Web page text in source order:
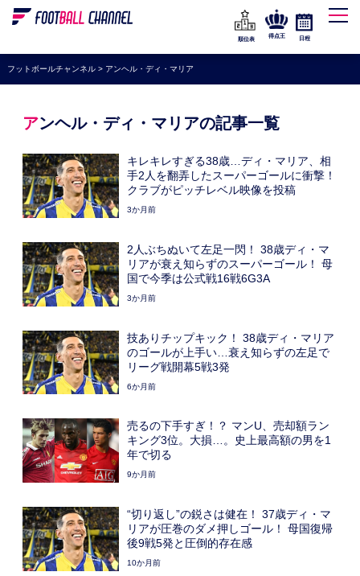
WEリーグ
海外サッカー
プレミアリーグ
ラ・リーガ
ブンデスリーガ
UEFA
高校サッカー
動画
順位表
得点王 日程
フットボールチャンネル> アンヘル・ディ・マリア
アンヘル・ディ・マリアの記事一覧
キレキレすぎる38歳…ディ・マリア、相
手2人を翻弄したスーパーゴールに衝撃！
クラブがピッチレベル映像を投稿
3か月前
2人ぶちぬいて左足一閃！ 38歳ディ・マ
リアが衰え知らずのスーパーゴール！ 母
国で今季は公式戦16戦6G3A
3か月前
技ありチップキック！ 38歳ディ・マリア
のゴールが上手い…衰え知らずの左足で
リーグ戦開幕5戦3発
6か月前
売るの下手すぎ！？ マンU、売却額ラン
キング3位。大損…。史上最高額の男を1
年で切る
9か月前
“切り返し”の鋭さは健在！ 37歳ディ・マ
リアが圧巻のダメ押しゴール！ 母国復帰
後9戦5発と圧倒的存在感
10か月前